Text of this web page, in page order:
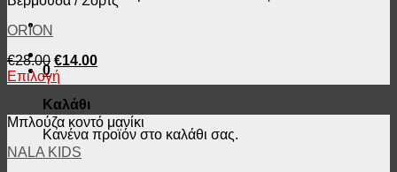
0
Καλάθι
Κανένα προϊόν στο καλάθι σας.
ORION
€28.00 €14.00
Επιλογή
Μπλούζα κοντό μανίκι
NALA KIDS